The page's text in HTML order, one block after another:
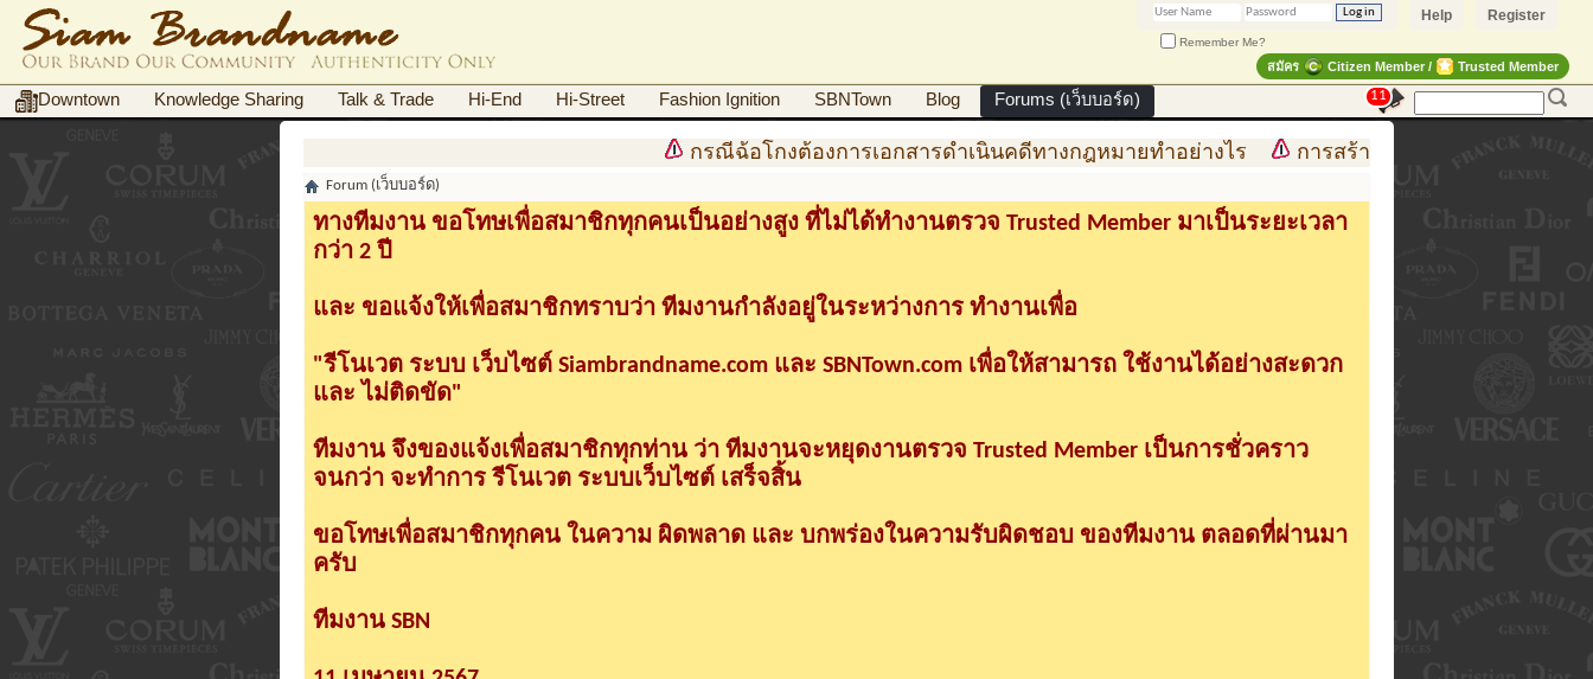
Register
Help
Remember Me?
สมัคร Citizen Member / Trusted Member
Downtown Knowledge Sharing Talk & Trade Hi-End Hi-Street Fashion Ignition SBNTown Blog Forums (เว็บบอร์ด) 11
กรณีฉ้อโกงต้องการเอกสารดำเนินคดีทางกฎหมายทำอย่างไร การสร้าง สินค้าแฟชั่น สู่สินค้าแฟชั่นแบร
Forum (เว็บบอร์ด)
ทางทีมงาน ขอโทษเพื่อสมาชิกทุกคนเป็นอย่างสูง ที่ไม่ได้ทำงานตรวจ Trusted Member มาเป็นระยะเวลา
กว่า 2 ปี
และ ขอแจ้งให้เพื่อสมาชิกทราบว่า ทีมงานกำลังอยู่ในระหว่างการ ทำงานเพื่อ
"รีโนเวต ระบบ เว็บไซต์ Siambrandname.com และ SBNTown.com เพื่อให้สามารถ ใช้งานได้อย่างสะดวก
และ ไม่ติดขัด"
ทีมงาน จึงของแจ้งเพื่อสมาชิกทุกท่าน ว่า ทีมงานจะหยุดงานตรวจ Trusted Member เป็นการชั่วคราว
จนกว่า จะทำการ รีโนเวต ระบบเว็บไซต์ เสร็จสิ้น
ขอโทษเพื่อสมาชิกทุกคน ในความ ผิดพลาด และ บกพร่องในความรับผิดชอบ ของทีมงาน ตลอดที่ผ่านมา
ครับ
ทีมงาน SBN